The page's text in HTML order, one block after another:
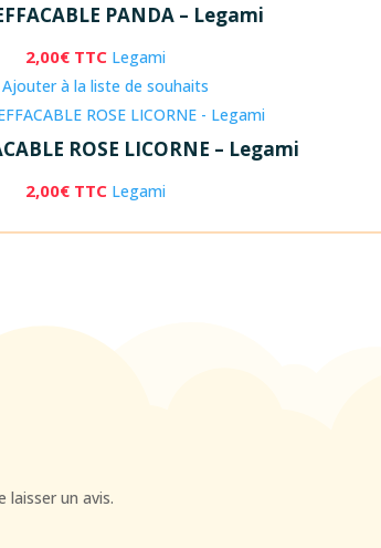
PANDA – Legami
2,00€ TTC Legami
Ajouter à la liste de souhaits
ROSE LICORNE – Legami
2,00€ TTC Legami
laisser un avis.